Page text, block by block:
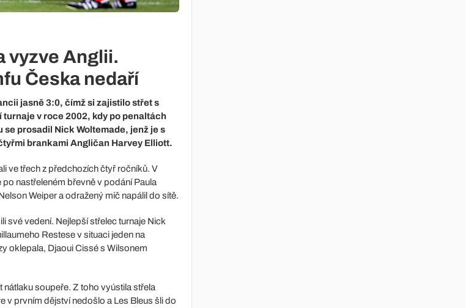
vyzve Anglii.
Česka nedaří
jasně 3:0, čímž si zajistilo střet s
v roce 2002, kdy po penaltách
prosadil Nick Woltemade, jenž je s
brankami Angličan Harvey Elliott.
ve třech z předchozích čtyř ročníků. V
nastřeleném břevně v podání Paula
Weiper a odražený míč napálil do sítě.
své vedení. Nejlepší střelec turnaje Nick
Restese v situaci jeden na
oklepala, Djaoui Cissé s Wilsonem
soupeře. Z toho vyústila střela
v prvním dějství nedošlo a Les Bleus šli do